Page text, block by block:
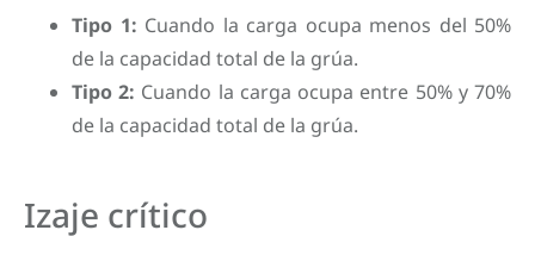
Tipo 1: Cuando la carga ocupa menos del 50%
de la capacidad total de la grúa.
Tipo 2: Cuando la carga ocupa entre 50% y 70%
de la capacidad total de la grúa.
Izaje crítico